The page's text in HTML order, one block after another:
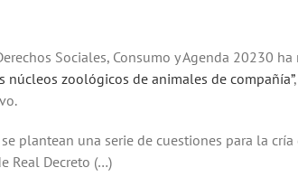
Sociales, Consumo y Agenda 20230
núcleos zoológicos de animales de compañía”
plantean una serie de cuestiones para la
Real Decreto (…)